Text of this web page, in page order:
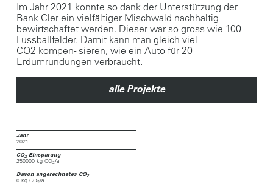
Jahr
2021
CO2-Einsparung
250000 kg CO2/a
Davon angerechnetes CO2
0 kg CO2/a
Im Jahr 2021 konnte so dank der Unterstützung der
Bank Cler ein vielfältiger Mischwald nachhaltig
bewirtschaftet werden. Dieser war so gross wie 100
Fussballfelder. Damit kann man gleich viel
CO2 kompen- sieren, wie ein Auto für 20
Erdumrundungen verbraucht.
alle Projekte